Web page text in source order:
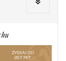
ZYSKAJ OD
297 PKT